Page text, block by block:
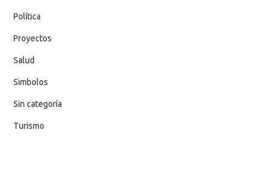
Política
Proyectos
Salud
Simbolos
Sin categoría
Turismo